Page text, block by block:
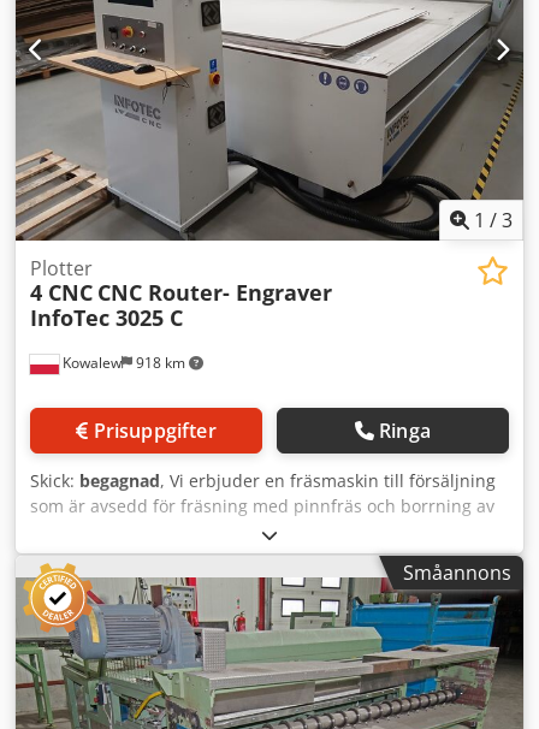
1 /3
Kowalew 918 km
Plotter
4 CNC CNC Router- Engraver
InfoTec 3025 C
Prisuppgifter Ringa
Skick: begagnad, Vi erbjuder en fräsmaskin till försäljning
som är avsedd för fräsning med pinnfräs och borrning av
träbaserade material (MDF, spånskiva, OSB).
Arbetsbordsområde: Y=4000 mm X=2100 mm.
Dedpezfirdsfx Al Rekr
Småannons